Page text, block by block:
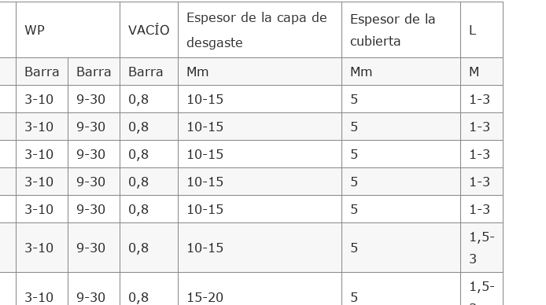
WP VACÍO
Espesor de la capa de
desgaste
Espesor de la
cubierta
L
Barra Barra Barra Mm Mm
M
3-10 9-30 0,8 10-15 5
1-3
3-10 9-30 0,8 10-15 5
1-3
3-10 9-30 0,8 10-15 5
1-3
3-10 9-30 0,8 10-15 5
1-3
3-10 9-30 0,8 10-15 5 1-3
3-10 9-30 0,8 10-15 5
1,5-
3
3-10 9-30 0,8 15-20 5
1,5-